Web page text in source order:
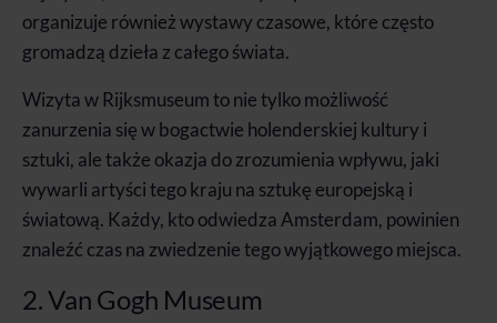
organizuje również wystawy czasowe, które często
gromadzą dzieła z całego świata.
Wizyta w Rijksmuseum to nie tylko możliwość
zanurzenia się w bogactwie holenderskiej kultury i
sztuki, ale także okazja do zrozumienia wpływu, jaki
wywarli artyści tego kraju na sztukę europejską i
światową. Każdy, kto odwiedza Amsterdam, powinien
znaleźć czas na zwiedzenie tego wyjątkowego miejsca.
2. Van Gogh Museum